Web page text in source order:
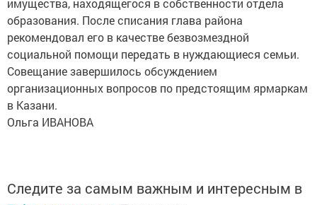
имущества, находящегося в собственности отдела
образования. После списания глава района
рекомендовал его в качестве безвозмездной
социальной помощи передать в нуждающиеся семьи.
Совещание завершилось обсуждением
организационных вопросов по предстоящим ярмаркам
в Казани.
Ольга ИВАНОВА
Следите за самым важным и интересным в